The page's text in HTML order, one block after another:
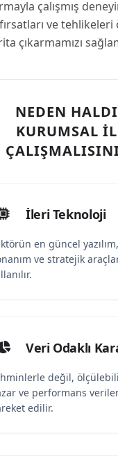
çalışmış
ve tehlikeleri
çıkarmamızı
NEDEN
KURUMSAL
İleri Teknoloji
en güncel yazılım,
ve stratejik
Veri Odaklı
değil,
ve performans
edilir.